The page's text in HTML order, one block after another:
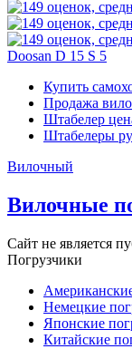
Doosan D 15 S 5
Купить
Продажа
Штабелер
Штабелеры
Вилочный
Вилочные
Сайт не является
Погрузчики
Немецкие
Японские
Китайские